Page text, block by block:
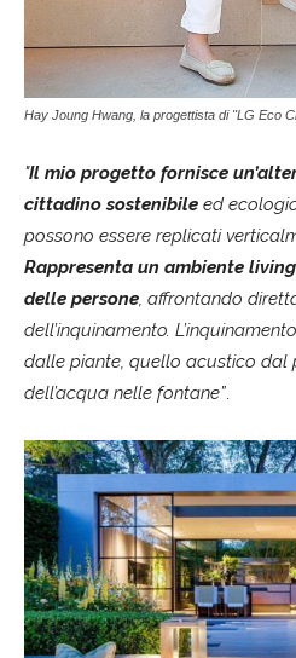
Hay Joung Hwang, la progettista di "LG Eco
"Il mio progetto fornisce
cittadino sostenibile ed
possono essere replicati
Rappresenta un ambiente
delle persone, affrontando
dell’inquinamento.
dalle piante, quello acustico dal
dell’acqua nelle fontane”.